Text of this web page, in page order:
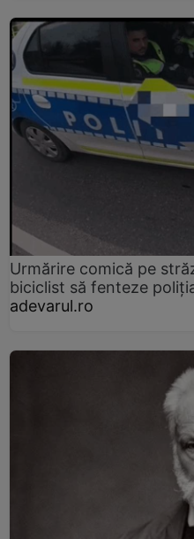
Urmărire comică pe
biciclist să fenteze
adevarul.ro